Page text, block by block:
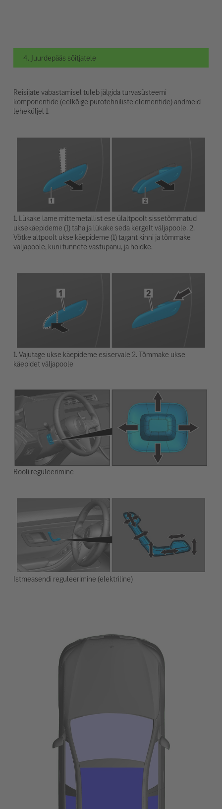
4. Juurdepääs sõitjatele
Reisijate vabastamisel tuleb jälgida turvasüsteemi
komponentide (eelkõige pürotehniliste elementide) andmeid
leheküljel 1.
1. Lükake lame mittemetallist ese ülaltpoolt sissetõmmatud
uksekäepideme (1) taha ja lükake seda kergelt väljapoole. 2.
Võtke altpoolt ukse käepideme (1) tagant kinni ja tõmmake
väljapoole, kuni tunnete vastupanu, ja hoidke.
1. Vajutage ukse käepideme esiservale 2. Tõmmake ukse
käepidet väljapoole
Rooli reguleerimine
Istmeasendi reguleerimine (elektriline)